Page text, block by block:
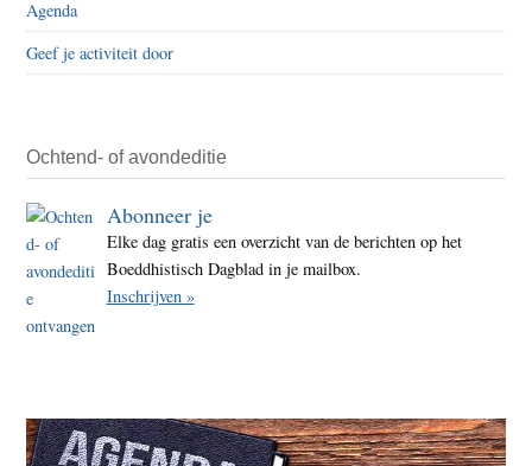
Agenda
Geef je activiteit door
Ochtend- of avondeditie
Abonneer je
Elke dag gratis een overzicht van de berichten op het
Boeddhistisch Dagblad in je mailbox.
Inschrijven »